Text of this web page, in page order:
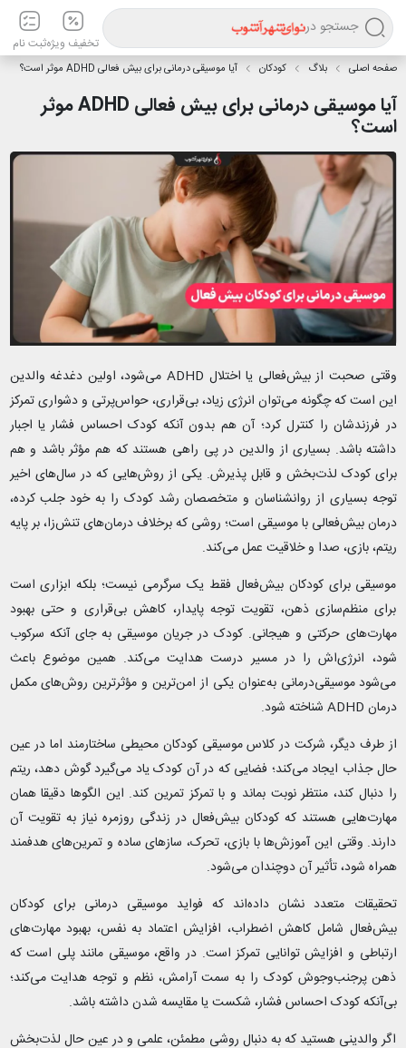
جستجو در
تخفیف ویژهثبت نام
صفحه اصلی بلاگ کودکان آیا موسیقی‌ درمانی برای بیش‌ فعالی ADHD موثر است؟
آیا موسیقی‌ درمانی برای بیش‌ فعالی ADHD موثر
است؟
وقتی صحبت از بیش‌فعالی یا اختلال ADHD می‌شود، اولین دغدغه والدین
این است که چگونه می‌توان انرژی زیاد، بی‌قراری، حواس‌پرتی و دشواری تمرکز
در فرزندشان را کنترل کرد؛ آن هم بدون آنکه کودک احساس فشار یا اجبار
داشته باشد. بسیاری از والدین در پی راهی هستند که هم مؤثر باشد و هم
برای کودک لذت‌بخش و قابل پذیرش. یکی از روش‌هایی که در سال‌های اخیر
توجه بسیاری از روانشناسان و متخصصان رشد کودک را به خود جلب کرده،
درمان بیش‌فعالی با موسیقی است؛ روشی که برخلاف درمان‌های تنش‌زا، بر پایه
ریتم، بازی، صدا و خلاقیت عمل می‌کند.
موسیقی برای کودکان بیش‌فعال فقط یک سرگرمی نیست؛ بلکه ابزاری است
برای منظم‌سازی ذهن، تقویت توجه پایدار، کاهش بی‌قراری و حتی بهبود
مهارت‌های حرکتی و هیجانی. کودک در جریان موسیقی به جای آنکه سرکوب
شود، انرژی‌اش را در مسیر درست هدایت می‌کند. همین موضوع باعث
می‌شود موسیقی‌درمانی به‌عنوان یکی از امن‌ترین و مؤثرترین روش‌های مکمل
درمان ADHD شناخته شود.
از طرف دیگر، شرکت در کلاس موسیقی کودکان محیطی ساختارمند اما در عین
حال جذاب ایجاد می‌کند؛ فضایی که در آن کودک یاد می‌گیرد گوش دهد، ریتم
را دنبال کند، منتظر نوبت بماند و با تمرکز تمرین کند. این الگوها دقیقا همان
مهارت‌هایی هستند که کودکان بیش‌فعال در زندگی روزمره نیاز به تقویت آن
دارند. وقتی این آموزش‌ها با بازی، تحرک، سازهای ساده و تمرین‌های هدفمند
همراه شود، تأثیر آن دوچندان می‌شود.
تحقیقات متعدد نشان داده‌اند که فواید موسیقی درمانی برای کودکان
بیش‌فعال شامل کاهش اضطراب، افزایش اعتماد به نفس، بهبود مهارت‌های
ارتباطی و افزایش توانایی تمرکز است. در واقع، موسیقی مانند پلی است که
ذهن پرجنب‌وجوش کودک را به سمت آرامش، نظم و توجه هدایت می‌کند؛
بی‌آنکه کودک احساس فشار، شکست یا مقایسه شدن داشته باشد.
اگر والدینی هستید که به دنبال روشی مطمئن، علمی و در عین حال لذت‌بخش